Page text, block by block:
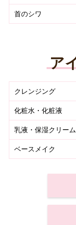
首のシワ
ア
クレンジング
化粧水・化粧液
乳液・保湿クリーム
ベースメイク